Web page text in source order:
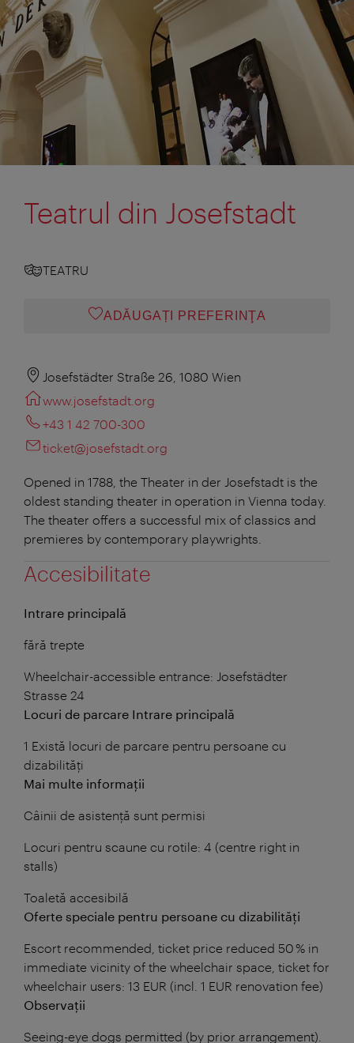
Teatrul din Josefstadt
TEATRU
ADĂUGAȚI PREFERINŢA
Josefstädter Straße 26, 1080 Wien
www.josefstadt.org
+43 1 42 700-300
ticket@josefstadt.org
Opened in 1788, the Theater in der Josefstadt is the
oldest standing theater in operation in Vienna today.
The theater offers a successful mix of classics and
premieres by contemporary playwrights.
Accesibilitate
Intrare principală
fără trepte
Wheelchair-accessible entrance: Josefstädter
Strasse 24
Locuri de parcare Intrare principală
1 Există locuri de parcare pentru persoane cu
dizabilități
Mai multe informații
Câinii de asistență sunt permisi
Locuri pentru scaune cu rotile: 4 (centre right in
stalls)
Toaletă accesibilă
Oferte speciale pentru persoane cu dizabilități
Escort recommended, ticket price reduced 50 % in
immediate vicinity of the wheelchair space, ticket for
wheelchair users: 13 EUR (incl. 1 EUR renovation fee)
Observații
Seeing-eye dogs permitted (by prior arrangement).